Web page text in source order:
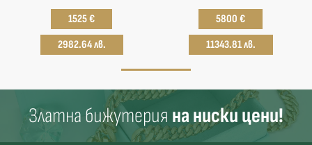
1525 €
2982.64 лв.
5800 €
11343.81 лв.
Златна бижутерия на ниски цени!